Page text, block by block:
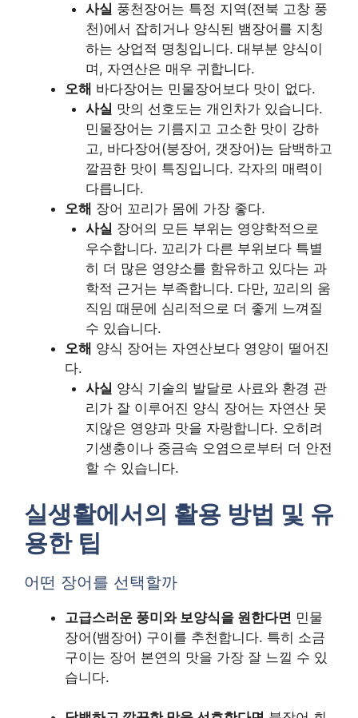
사실 풍천장어는 특정 지역(전북 고창 풍
천)에서 잡히거나 양식된 뱀장어를 지칭
하는 상업적 명칭입니다. 대부분 양식이
며, 자연산은 매우 귀합니다.
오해 바다장어는 민물장어보다 맛이 없다.
사실 맛의 선호도는 개인차가 있습니다.
민물장어는 기름지고 고소한 맛이 강하
고, 바다장어(붕장어, 갯장어)는 담백하고
깔끔한 맛이 특징입니다. 각자의 매력이
다릅니다.
오해 장어 꼬리가 몸에 가장 좋다.
사실 장어의 모든 부위는 영양학적으로
우수합니다. 꼬리가 다른 부위보다 특별
히 더 많은 영양소를 함유하고 있다는 과
학적 근거는 부족합니다. 다만, 꼬리의 움
직임 때문에 심리적으로 더 좋게 느껴질
수 있습니다.
오해 양식 장어는 자연산보다 영양이 떨어진
다.
사실 양식 기술의 발달로 사료와 환경 관
리가 잘 이루어진 양식 장어는 자연산 못
지않은 영양과 맛을 자랑합니다. 오히려
기생충이나 중금속 오염으로부터 더 안전
할 수 있습니다.
실생활에서의 활용 방법 및 유
용한 팁
어떤 장어를 선택할까
고급스러운 풍미와 보양식을 원한다면 민물
장어(뱀장어) 구이를 추천합니다. 특히 소금
구이는 장어 본연의 맛을 가장 잘 느낄 수 있
습니다.